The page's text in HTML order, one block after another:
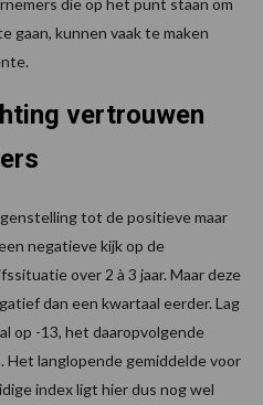
die op het punt staan om
gaan, kunnen vaak te maken
vertrouwen
tot de positieve maar
negatieve kijk op de
over 2 à 3 jaar. Maar deze
dan een kwartaal eerder. Lag
op -13, het daaropvolgende
Het langlopende gemiddelde voor
index ligt hier dus nog wel